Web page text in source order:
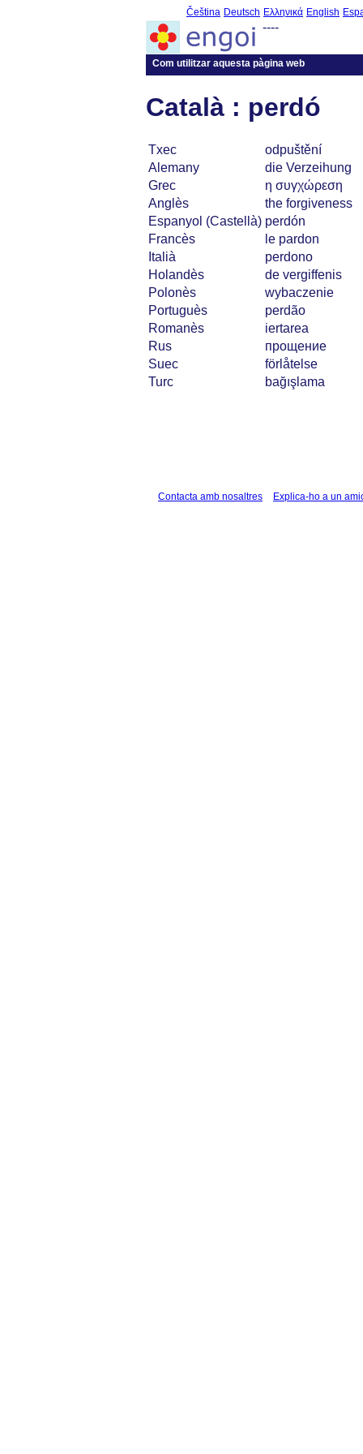
Čeština Deutsch Ελληνικά English
----
Com utilitzar aquesta pàgina web
Català : perdó
Txec
odpuštění
Alemany
die Verzeihung
Grec
η συγχώρεση
Anglès
the forgiveness
Espanyol (Castellà) perdón
Francès
le pardon
Italià
perdono
Holandès
de vergiffenis
Polonès
wybaczenie
Portuguès
perdão
Romanès
iertarea
Rus
прощение
Suec
förlåtelse
Turc
bağışlama
Contacta amb nosaltres Explica-ho a un